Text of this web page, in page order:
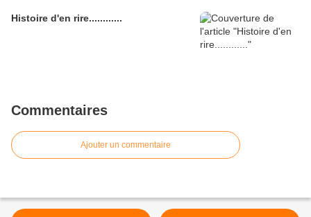
Histoire d'en rire............
Commentaires
Ajouter un commentaire